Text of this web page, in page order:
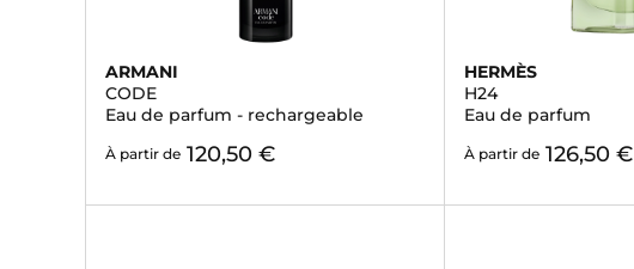
ARMANI
CODE
Eau de parfum - rechargeable
À partir de 120,50 €
HERMÈS
H24
Eau de parfum
À partir de 126,50 €